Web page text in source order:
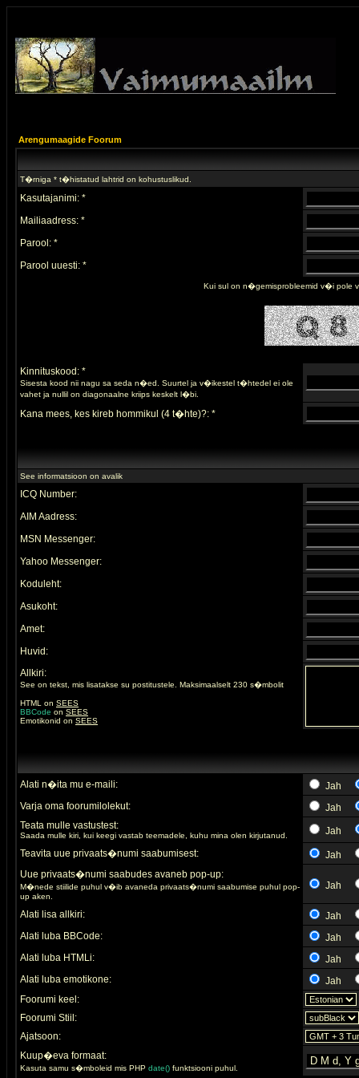
Arengumaagide Foorum
T�rniga * t�histatud lahtrid on kohustuslikud.
Kasutajanimi: *
Mailiaadress: *
Parool: *
Parool uuesti: *
Kui sul on n�gemisprobleemid v�i pole
Kinnituskood: *
Sisesta kood nii nagu sa seda n�ed. Suurtel ja v�ikestel t�htedel ei ole
vahet ja nullil on diagonaalne kriips keskelt l�bi.
Kana mees, kes kireb hommikul (4 t�hte)?: *
See informatsioon on avalik
ICQ Number:
AIM Aadress:
MSN Messenger:
Yahoo Messenger:
Koduleht:
Asukoht:
Amet:
Huvid:
Allkiri:
See on tekst, mis lisatakse su postitustele. Maksimaalselt 230 s�mbolit
HTML on SEES
BBCode on SEES
Emotikonid on SEES
Alati n�ita mu e-maili:
Jah
Varja oma foorumilolekut:
Jah
Teata mulle vastustest:
Saada mulle kiri, kui keegi vastab teemadele, kuhu mina olen kirjutanud.
Jah
Teavita uue privaats�numi saabumisest:
Jah
Uue privaats�numi saabudes avaneb pop-up:
M�nede stiilide puhul v�ib avaneda privaats�numi saabumise puhul pop-
up aken.
Jah
Alati lisa allkiri:
Jah
Alati luba BBCode:
Jah
Alati luba HTMLi:
Jah
Alati luba emotikone:
Jah
Foorumi keel:
Foorumi Stiil:
Ajatsoon:
Kuup�eva formaat:
Kasuta samu s�mboleid mis PHP date() funktsiooni puhul.